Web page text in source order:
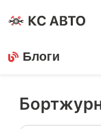
Блоги